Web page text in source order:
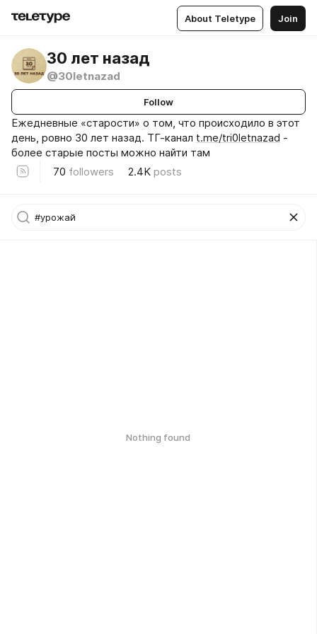
About Teletype Join
30 лет назад
@30letnazad
Follow
Ежедневные «старости» о том, что происходило в этот
день, ровно 30 лет назад. ТГ-канал t.me/tri0letnazad -
более старые посты можно найти там
70 followers 2.4K posts
Nothing found